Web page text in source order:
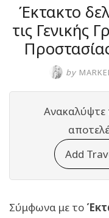
Έκτακτο
τις Γενικής
by
Ανακαλύψτε
Add
Σύμφωνα με το